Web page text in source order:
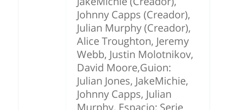
Johnny Capps (Creador),
Julian Murphy (Creador),
Alice Troughton, Jeremy
Webb, Justin Molotnikov,
David Moore,Guion:
Julian Jones, JakeMichie,
Johnny Capps, Julian
Murphy, Espacio: Serie